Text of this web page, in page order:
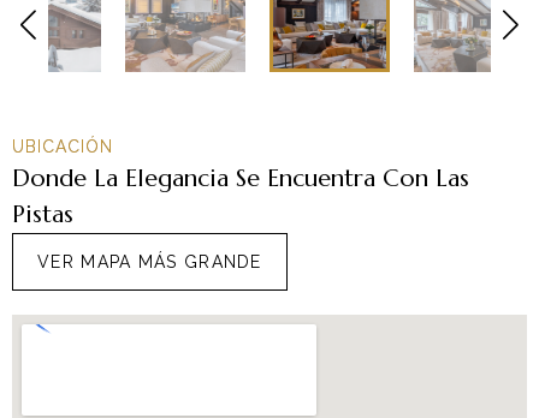
UBICACIÓN
Donde La Elegancia Se Encuentra Con Las
Pistas
VER MAPA MÁS GRANDE